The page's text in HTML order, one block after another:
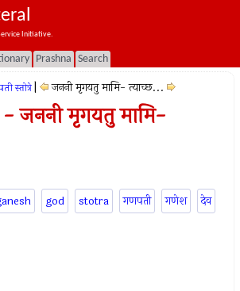
Initiative.
Prashna Search
स्तोत्रे जननी मृगयतु मामि- त्याच्छ...
- जननी मृगयतु मामि-
god stotra गणपती गणेश
देव